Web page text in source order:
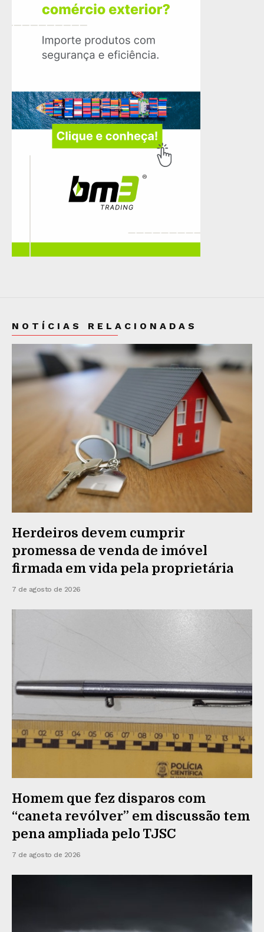
NOTÍCIAS RELACIONADAS
Herdeiros devem cumprir
promessa de venda de imóvel
firmada em vida pela proprietária
7 de agosto de 2026
Homem que fez disparos com
“caneta revólver” em discussão tem
pena ampliada pelo TJSC
7 de agosto de 2026